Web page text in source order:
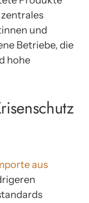
und
Betriebe, die
hohe
aus